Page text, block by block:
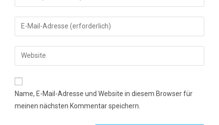
deinen
Namen
oder
zum
Kommentieren
ein
Gib
deine
E-
Mail-
zum
Kommentieren
ein
Gib
deine
Website-
Name, E-Mail-Adresse und Website in diesem Browser für
meinen nächsten Kommentar speichern.